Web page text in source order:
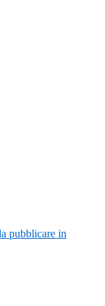
pubblicare in